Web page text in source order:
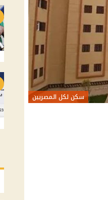
سكن لكل المصريين